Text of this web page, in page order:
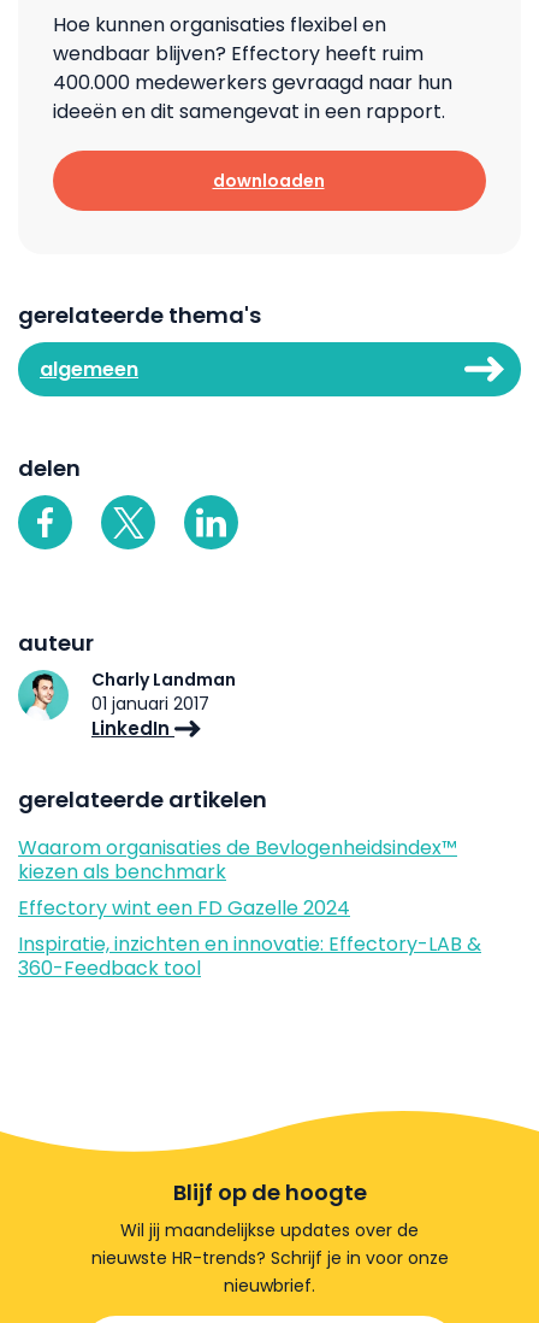
Hoe kunnen organisaties flexibel en
wendbaar blijven? Effectory heeft ruim
400.000 medewerkers gevraagd naar hun
ideeën en dit samengevat in een rapport.
downloaden
gerelateerde thema's
algemeen
delen
auteur
Charly Landman
01 januari 2017
LinkedIn
gerelateerde artikelen
Waarom organisaties de Bevlogenheidsindex™
kiezen als benchmark
Effectory wint een FD Gazelle 2024
Inspiratie, inzichten en innovatie: Effectory-LAB &
360-Feedback tool
Blijf op de hoogte
Wil jij maandelijkse updates over de
nieuwste HR-trends? Schrijf je in voor onze
nieuwbrief.